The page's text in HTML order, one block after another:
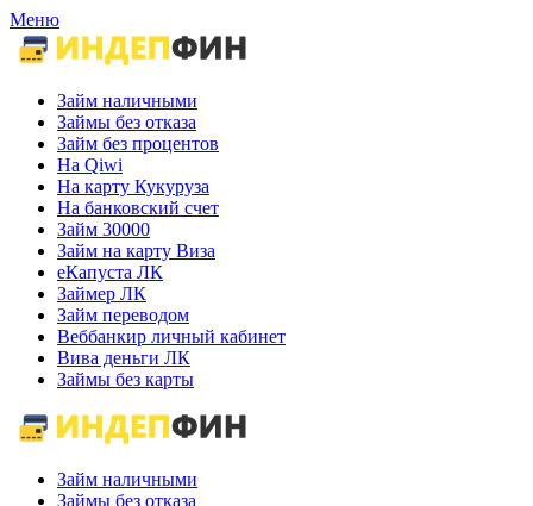
Меню
Займ наличными
Займы без отказа
Займ без процентов
На Qiwi
На карту Кукуруза
На банковский счет
Займ 30000
Займ на карту Виза
еКапуста ЛК
Займер ЛК
Займ переводом
Веббанкир личный кабинет
Вива деньги ЛК
Займы без карты
Займ наличными
Займы без отказа